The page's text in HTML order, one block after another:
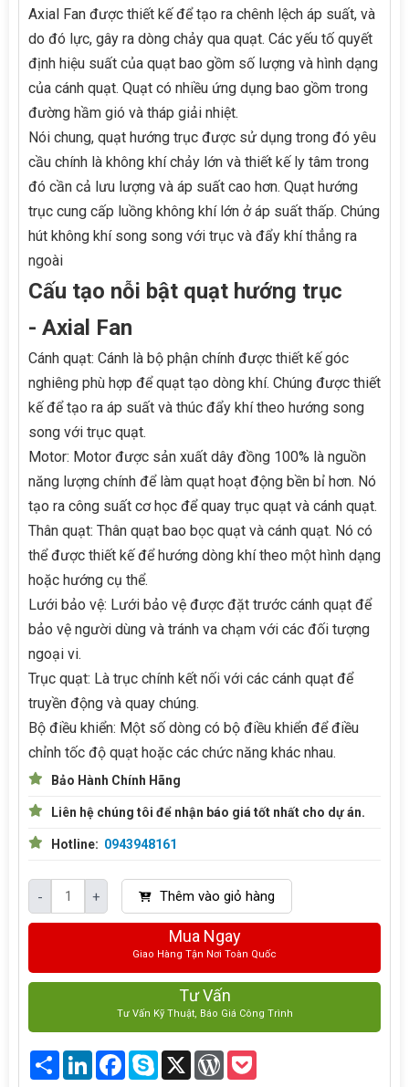
Axial Fan được thiết kế để tạo ra chênh lệch áp suất, và
do đó lực, gây ra dòng chảy qua quạt. Các yếu tố quyết
định hiệu suất của quạt bao gồm số lượng và hình dạng
của cánh quạt. Quạt có nhiều ứng dụng bao gồm trong
đường hầm gió và tháp giải nhiệt.
Nói chung, quạt hướng trục được sử dụng trong đó yêu
cầu chính là không khí chảy lớn và thiết kế ly tâm trong
đó cần cả lưu lượng và áp suất cao hơn. Quạt hướng
trục cung cấp luồng không khí lớn ở áp suất thấp. Chúng
hút không khí song song với trục và đẩy khí thẳng ra
ngoài
Cấu tạo nỗi bật quạt hướng trục
- Axial Fan
Cánh quạt: Cánh là bộ phận chính được thiết kế góc
nghiêng phù hợp để quạt tạo dòng khí. Chúng được thiết
kế để tạo ra áp suất và thúc đẩy khí theo hướng song
song với trục quạt.
Motor: Motor được sản xuất dây đồng 100% là nguồn
năng lượng chính để làm quạt hoạt động bền bỉ hơn. Nó
tạo ra công suất cơ học để quay trục quạt và cánh quạt.
Thân quạt: Thân quạt bao bọc quạt và cánh quạt. Nó có
thể được thiết kế để hướng dòng khí theo một hình dạng
hoặc hướng cụ thể.
Lưới bảo vệ: Lưới bảo vệ được đặt trước cánh quạt để
bảo vệ người dùng và tránh va chạm với các đối tượng
ngoại vi.
Trục quạt: Là trục chính kết nối với các cánh quạt để
truyền động và quay chúng.
Bộ điều khiển: Một số dòng có bộ điều khiển để điều
chỉnh tốc độ quạt hoặc các chức năng khác nhau.
Bảo Hành Chính Hãng
Liên hệ chúng tôi để nhận báo giá tốt nhất cho dự án.
Hotline: 0943948161
- + Thêm vào giỏ hàng
Mua Ngay
Giao Hàng Tận Nơi Toàn Quốc
Tư Vấn
Tư Vấn Kỹ Thuật, Báo Giá Công Trình
Share LinkedInFacebook
Skype X WordPress